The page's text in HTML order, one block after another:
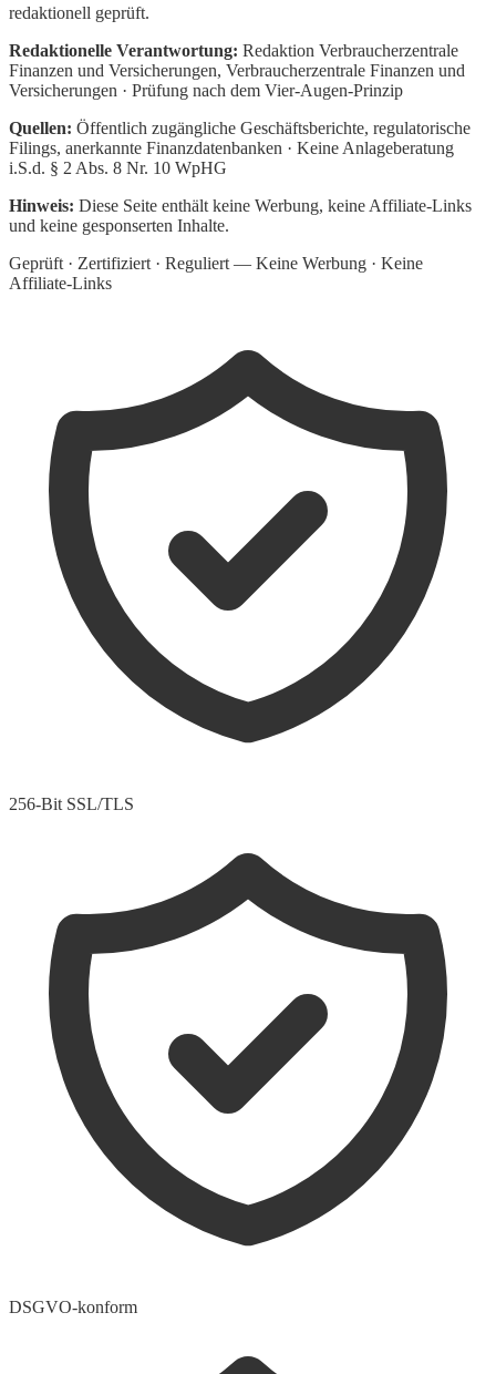
redaktionell geprüft.
Redaktionelle Verantwortung: Redaktion Verbraucherzentrale
Finanzen und Versicherungen, Verbraucherzentrale Finanzen und
Versicherungen · Prüfung nach dem Vier-Augen-Prinzip
Quellen: Öffentlich zugängliche Geschäftsberichte, regulatorische
Filings, anerkannte Finanzdatenbanken · Keine Anlageberatung
i.S.d. § 2 Abs. 8 Nr. 10 WpHG
Hinweis: Diese Seite enthält keine Werbung, keine Affiliate-Links
und keine gesponserten Inhalte.
Geprüft · Zertifiziert · Reguliert — Keine Werbung · Keine
Affiliate-Links
256-Bit SSL/TLS
DSGVO-konform